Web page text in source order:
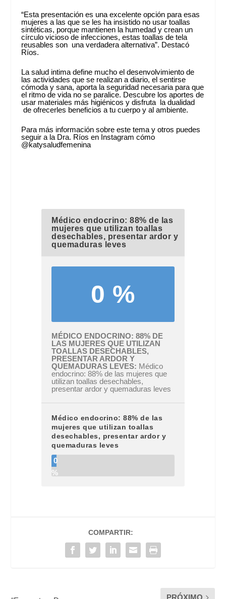
“Esta presentación es una excelente opción para esas
mujeres a las que se les ha insistido no usar toallas
sintéticas, porque mantienen la humedad y crean un
círculo vicioso de infecciones, estas toallas de tela
reusables son una verdadera alternativa”. Destacó
Ríos.
La salud intima define mucho el desenvolvimiento de
las actividades que se realizan a diario, el sentirse
cómoda y sana, aporta la seguridad necesaria para que
el ritmo de vida no se paralice. Descubre los aportes de
usar materiales más higiénicos y disfruta la dualidad
de ofrecerles beneficios a tu cuerpo y al ambiente.
Para más información sobre este tema y otros puedes
seguir a la Dra. Ríos en Instagram cómo
@katysaludfemenina
Médico endocrino: 88% de las
mujeres que utilizan toallas
desechables, presentar ardor y
quemaduras leves
0 %
MÉDICO ENDOCRINO: 88% DE
LAS MUJERES QUE UTILIZAN
TOALLAS DESECHABLES,
PRESENTAR ARDOR Y
QUEMADURAS LEVES Médico
endocrino: 88% de las mujeres que
utilizan toallas desechables,
presentar ardor y quemaduras leves
Médico endocrino: 88% de las
mujeres que utilizan toallas
desechables, presentar ardor y
quemaduras leves
0
%
COMPARTIR: